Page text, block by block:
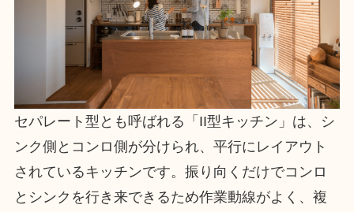
セパレート型とも呼ばれる「II型キッチン」は、シ
ンク側とコンロ側が分けられ、平行にレイアウト
されているキッチンです。振り向くだけでコンロ
とシンクを行き来できるため作業動線がよく、複